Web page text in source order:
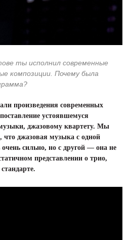
ты исполнил современные
композиции. Почему была
произведения современных
устоявшемуся
джазовому квартету. Мы
что джазовая музыка с одной
сильно, но с другой — она не
представлении о трио,